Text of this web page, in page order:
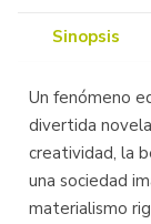
Sinopsis
Un fenómeno
divertida
creatividad, la
una sociedad
materialismo